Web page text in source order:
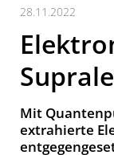
28.11.2022
Mit
extrahierte